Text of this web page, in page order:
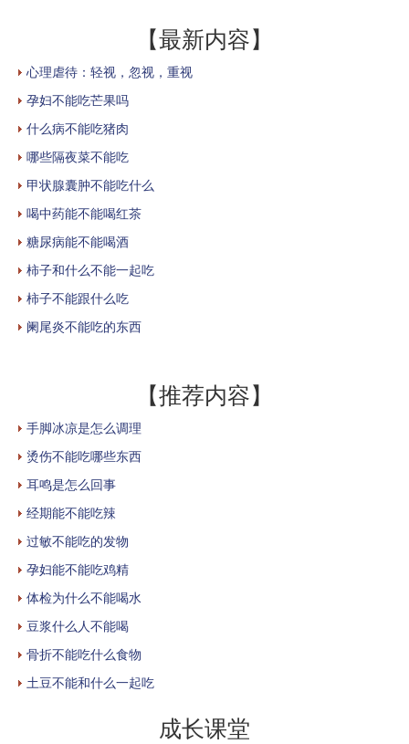
【最新内容】
心理虐待：轻视，忽视，重视
孕妇不能吃芒果吗
什么病不能吃猪肉
哪些隔夜菜不能吃
甲状腺囊肿不能吃什么
喝中药能不能喝红茶
糖尿病能不能喝酒
柿子和什么不能一起吃
柿子不能跟什么吃
阑尾炎不能吃的东西
【推荐内容】
手脚冰凉是怎么调理
烫伤不能吃哪些东西
耳鸣是怎么回事
经期能不能吃辣
过敏不能吃的发物
孕妇能不能吃鸡精
体检为什么不能喝水
豆浆什么人不能喝
骨折不能吃什么食物
土豆不能和什么一起吃
成长课堂